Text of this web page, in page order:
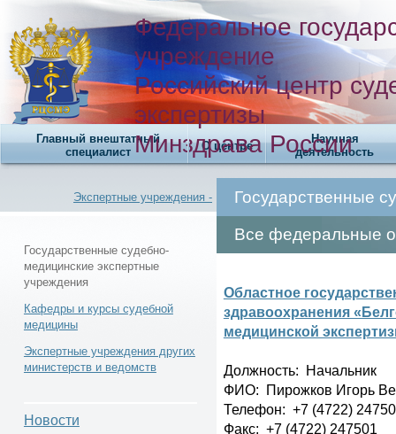
Федеральное
учреждение
Российский центр
экспертизы
Минздрава России
Главный внештатный
специалист
О центре
Научная
деятельность
Экспертные учреждения - Государственные
Государственные судебно-
медицинские экспертные
учреждения
Кафедры и курсы судебной
медицины
Экспертные учреждения других
министерств и ведомств
Новости
Все федеральные
Областное
здравоохранения
медицинской
Должность: Начальник
ФИО: Пирожков Игорь
Телефон: +7 (4722)
Факс: +7 (4722) 247501